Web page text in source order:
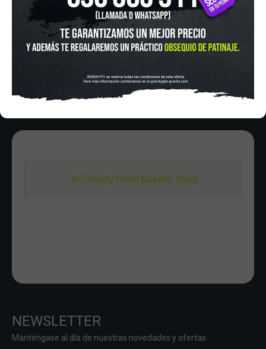
In-Gravity roller&skate shop
HORARIO
Lunes a Viernes de 12:00 - 20:30
Sabado De 10:00 - 20:30
Domingo 10:00-15:00
NEWSLETTER
Manténgase al día de nuestras novedades y ofertas